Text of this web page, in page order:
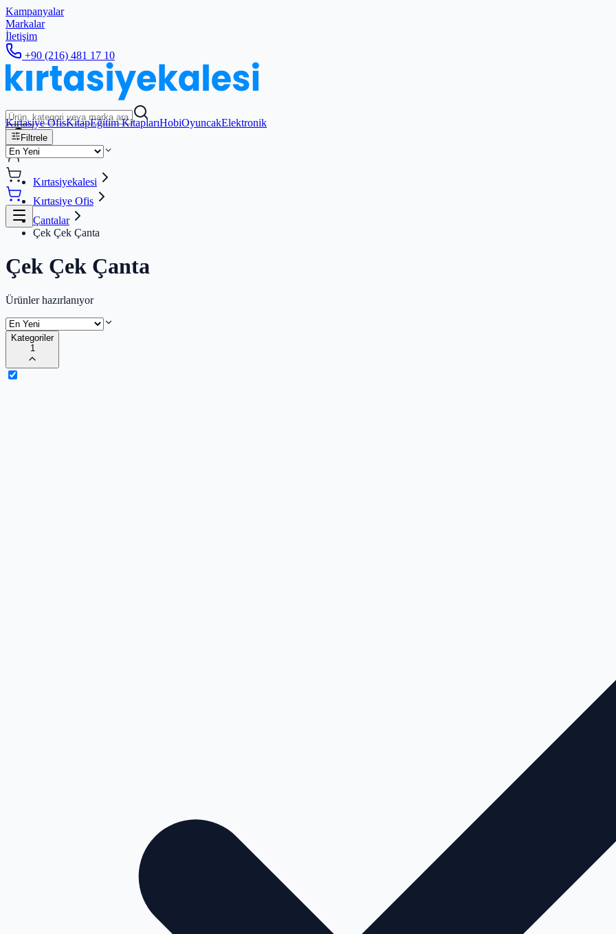
Kampanyalar
Markalar
İletişim
+90 (216) 481 17 10
Kırtasiye OfisKitapEğitim KitaplarıHobiOyuncakElektronik
Filtrele
Kırtasiyekalesi
Kırtasiye Ofis
Çantalar
Çek Çek Çanta
Çek Çek Çanta
Ürünler hazırlanıyor
Kategoriler
1